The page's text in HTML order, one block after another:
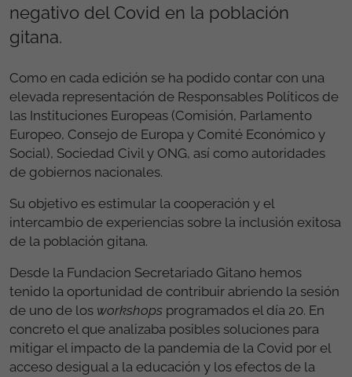
negativo del Covid en la población
gitana.
Como en cada edición se ha podido contar con una
elevada representación de Responsables Políticos de
las Instituciones Europeas (Comisión, Parlamento
Europeo, Consejo de Europa y Comité Económico y
Social), Sociedad Civil y ONG, así como autoridades
de gobiernos nacionales.
Su objetivo es estimular la cooperación y el
intercambio de experiencias sobre la inclusión exitosa
de la población gitana.
Desde la Fundacion Secretariado Gitano hemos
tenido la oportunidad de contribuir abriendo la sesión
de uno de los workshops programados el día 20. En
concreto el que analizaba posibles soluciones para
mitigar el impacto de la pandemia de la Covid por el
acceso desigual a la educación y los efectos de la